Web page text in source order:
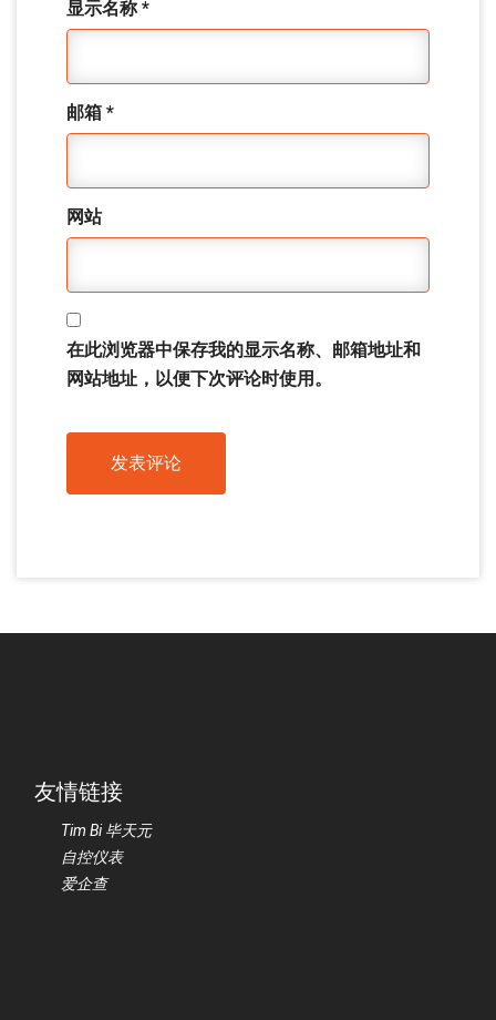
显示名称*
邮箱 *
网站
在此浏览器中保存我的显示名称、邮箱地址和
网站地址，以便下次评论时使用。
友情链接
Tim Bi 毕天元
自控仪表
爱企查